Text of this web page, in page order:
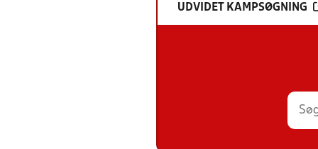
UDVIDET KAMPSØGNING